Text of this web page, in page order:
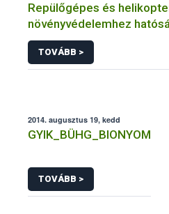
Repülőgépes és
növényvédelemhez
rendelkező szervezetek
TOVÁBB >
2014. augusztus 19, kedd
GYIK_BÜHG_BIONYOM
TOVÁBB >